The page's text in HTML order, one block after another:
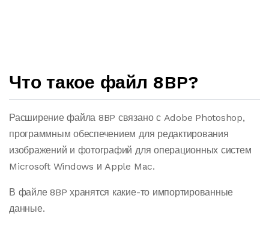
Что такое файл 8BP?
Расширение файла 8BP связано с Adobe Photoshop,
программным обеспечением для редактирования
изображений и фотографий для операционных систем
Microsoft Windows и Apple Mac.
В файле 8BP хранятся какие-то импортированные
данные.